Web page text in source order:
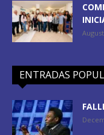
ENTRADAS